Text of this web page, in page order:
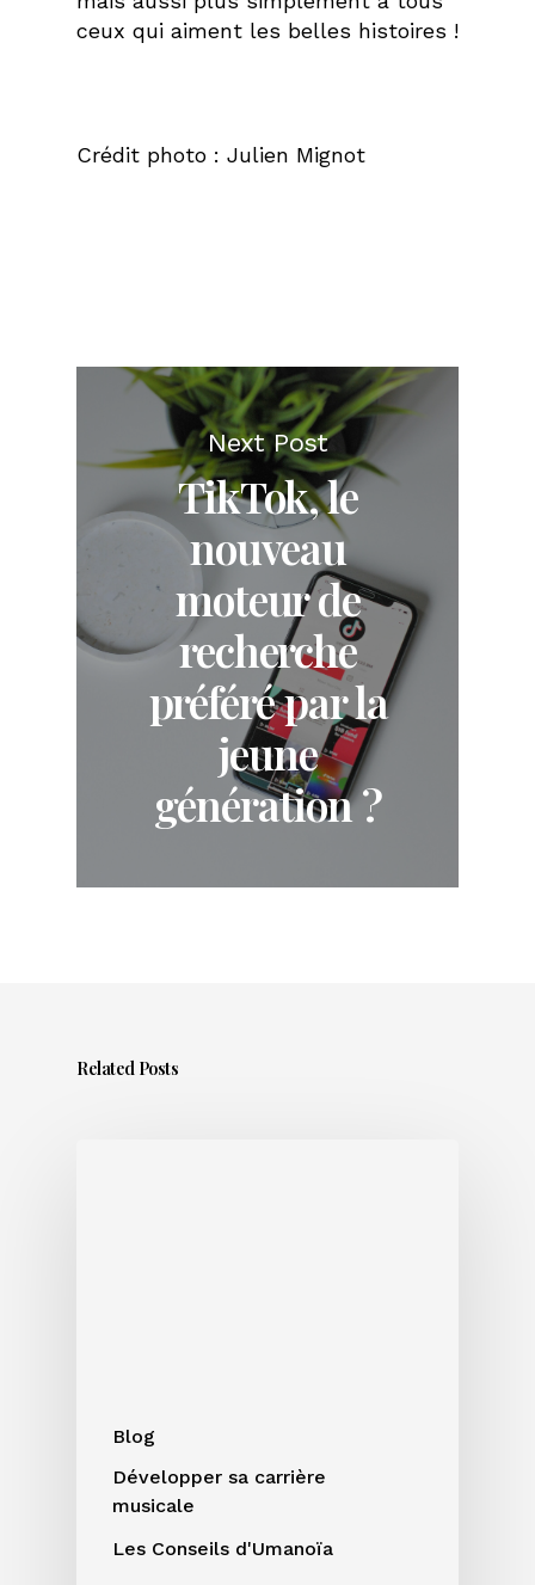
ceux qui aiment les belles histoires !
Crédit photo : Julien Mignot
Next Post
TikTok, le
nouveau
moteur de
recherche
préféré par la
jeune
génération ?
Related Posts
Blog
Développer sa carrière
musicale
Les Conseils d'Umanoïa